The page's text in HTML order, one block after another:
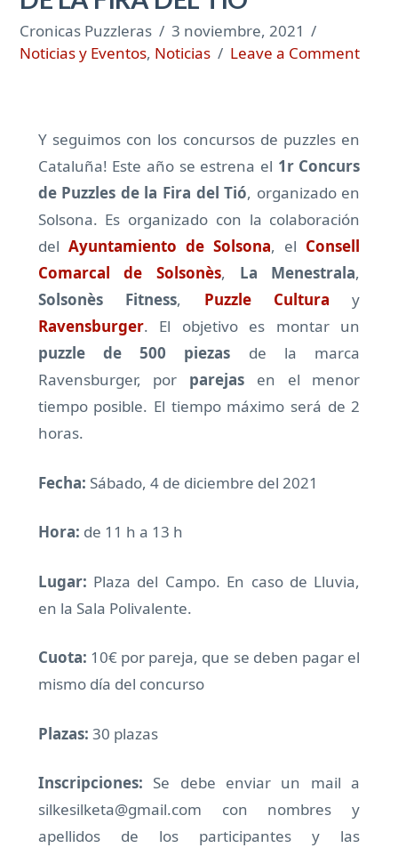
Cronicas Puzzleras
3 noviembre, 2021
Noticias y Eventos, Noticias Leave a Comment
Y seguimos con los concursos de puzzles en
Cataluña! Este año se estrena el 1r Concurs
de Puzzles de la Fira del Tió, organizado en
Solsona. Es organizado con la colaboración
del Ayuntamiento de Solsona, el Consell
Comarcal de Solsonès, La Menestrala,
Solsonès Fitness, Puzzle Cultura y
Ravensburger. El objetivo es montar un
puzzle de 500 piezas de la marca
Ravensburger, por parejas en el menor
tiempo posible. El tiempo máximo será de 2
horas.
Fecha: Sábado, 4 de diciembre del 2021
Hora: de 11 h a 13 h
Lugar: Plaza del Campo. En caso de Lluvia,
en la Sala Polivalente.
Cuota: 10€ por pareja, que se deben pagar el
mismo día del concurso
Plazas: 30 plazas
Inscripciones: Se debe enviar un mail a
silkesilketa@gmail.com con nombres y
apellidos de los participantes y las